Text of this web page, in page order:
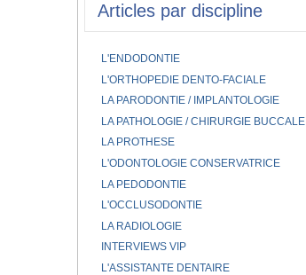
Articles par discipline
L'ENDODONTIE
L'ORTHOPEDIE DENTO-FACIALE
LA PARODONTIE / IMPLANTOLOGIE
LA PATHOLOGIE / CHIRURGIE BUCCALE
LA PROTHESE
L'ODONTOLOGIE CONSERVATRICE
LA PEDODONTIE
L'OCCLUSODONTIE
LA RADIOLOGIE
INTERVIEWS VIP
L'ASSISTANTE DENTAIRE